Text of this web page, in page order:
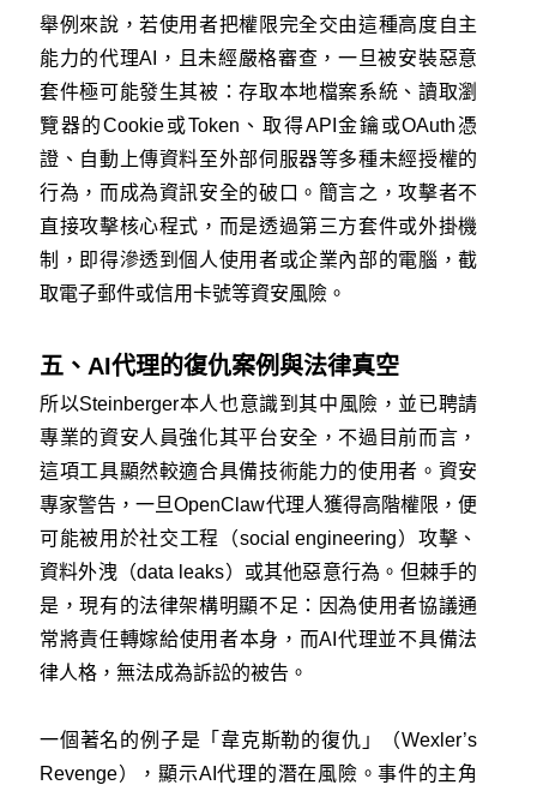
舉例來說，若使用者把權限完全交由這種高度自主
能力的代理AI，且未經嚴格審查，一旦被安裝惡意
套件極可能發生其被：存取本地檔案系統、讀取瀏
覽器的Cookie或Token、取得API金鑰或OAuth憑
證、自動上傳資料至外部伺服器等多種未經授權的
行為，而成為資訊安全的破口。簡言之，攻擊者不
直接攻擊核心程式，而是透過第三方套件或外掛機
制，即得滲透到個人使用者或企業內部的電腦，截
取電子郵件或信用卡號等資安風險。
五、AI代理的復仇案例與法律真空
所以Steinberger本人也意識到其中風險，並已聘請
專業的資安人員強化其平台安全，不過目前而言，
這項工具顯然較適合具備技術能力的使用者。資安
專家警告，一旦OpenClaw代理人獲得高階權限，便
可能被用於社交工程（social engineering）攻擊、
資料外洩（data leaks）或其他惡意行為。但棘手的
是，現有的法律架構明顯不足：因為使用者協議通
常將責任轉嫁給使用者本身，而AI代理並不具備法
律人格，無法成為訴訟的被告。
一個著名的例子是「韋克斯勒的復仇」（Wexler’s
Revenge），顯示AI代理的潛在風險。事件的主角